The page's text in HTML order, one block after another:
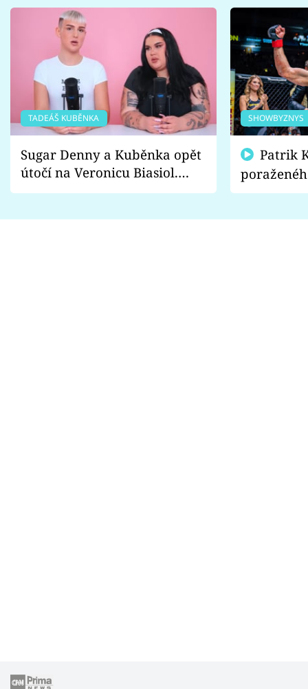
TADEÁŠ KUBĚNKA
Sugar Denny a Kuběnka opět
útočí na Veronicu Biasiol.
Proč je podle nich falešná a
SHOWBYZNYS
fanoušci